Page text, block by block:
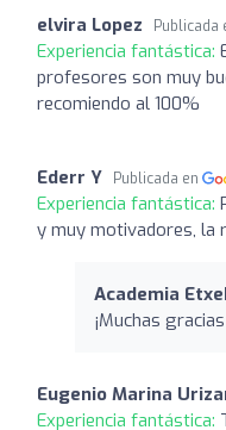
elvira Lopez Publicada
Experiencia fantástica:
profesores son muy
recomiendo al 100%
Ederr Y Publicada en
Experiencia fantástica:
y muy motivadores, la
Academia
¡Muchas
Eugenio Marina
Experiencia fantástica: